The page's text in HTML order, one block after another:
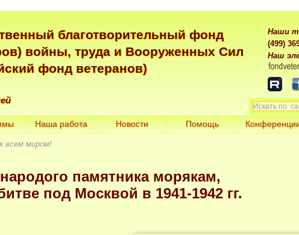
благотворительный фонд
войны, труда и Вооруженных Сил
фонд ветеранов)
Наши
(499)
Наш
Наша работа Новости Помощь
всем миром!
памятника морякам,
под Москвой в 1941-1942 гг.